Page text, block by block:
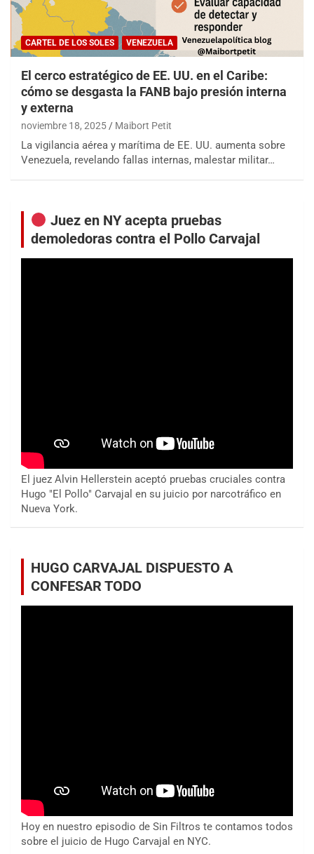
CARTEL DE LOS SOLES VENEZUELA
El cerco estratégico de EE. UU. en el Caribe:
cómo se desgasta la FANB bajo presión interna
y externa
noviembre 18, 2025 Maibort Petit
La vigilancia aérea y marítima de EE. UU. aumenta sobre
Venezuela, revelando fallas internas, malestar militar…
Juez en NY acepta pruebas
demoledoras contra el Pollo Carvajal
El juez Alvin Hellerstein aceptó pruebas cruciales contra
Hugo "El Pollo" Carvajal en su juicio por narcotráfico en
Nueva York.
HUGO CARVAJAL DISPUESTO A
CONFESAR TODO
Hoy en nuestro episodio de Sin Filtros te contamos todos
sobre el juicio de Hugo Carvajal en NYC.